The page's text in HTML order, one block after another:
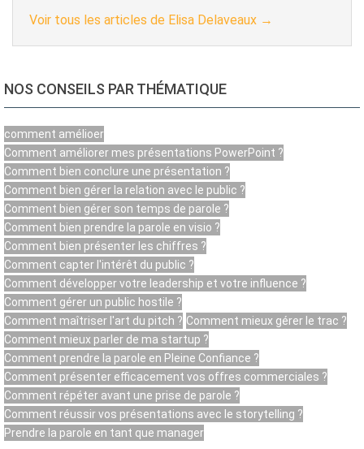
Voir tous les articles de Elisa Delaveaux →
NOS CONSEILS PAR THÉMATIQUE
comment amélioer
Comment améliorer mes présentations PowerPoint ?
Comment bien conclure une présentation ?
Comment bien gérer la relation avec le public ?
Comment bien gérer son temps de parole ?
Comment bien prendre la parole en visio ?
Comment bien présenter les chiffres ?
Comment capter l'intérêt du public ?
Comment développer votre leadership et votre influence ?
Comment gérer un public hostile ?
Comment maîtriser l'art du pitch ? Comment mieux gérer le trac ?
Comment mieux parler de ma startup ?
Comment prendre la parole en Pleine Confiance ?
Comment présenter efficacement vos offres commerciales ?
Comment répéter avant une prise de parole ?
Comment réussir vos présentations avec le storytelling ?
Prendre la parole en tant que manager